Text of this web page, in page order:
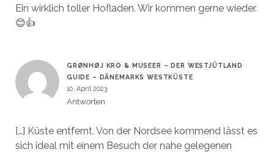
Ein wirklich toller Hofladen. Wir kommen gerne wieder.
😊👍
GRØNHØJ KRO & MUSEER – DER WESTJÜTLAND
GUIDE – DÄNEMARKS WESTKÜSTE
10. April 2023
Antworten
[…] Küste entfernt. Von der Nordsee kommend lässt es
sich ideal mit einem Besuch der nahe gelegenen